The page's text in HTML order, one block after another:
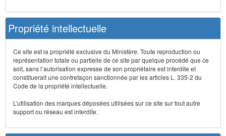
Propriété intellectuelle
Ce site est la propriété exclusive du Ministère. Toute reproduction ou
représentation totale ou partielle de ce site par quelque procédé que ce
soit, sans l’autorisation expresse de son propriétaire est interdite et
constituerait une contrefaçon sanctionnée par les articles L. 335-2 du
Code de la propriété intellectuelle.
L’utilisation des marques déposées utilisées sur ce site sur tout autre
support ou réseau est interdite.